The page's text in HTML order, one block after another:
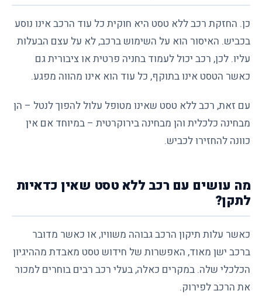
כן. החזקת רכב ללא טסט היא חוקית כל עוד הרכב אינו נוסע
בכביש. האיסור הוא על השימוש ברכב, לא על עצם הבעלות
עליו. לכן, רכב יכול לעמוד בחניה פרטית או ציבורית גם
כאשר הטסט אינו בתוקף, כל עוד הוא אינו מהווה מפגע.
עם זאת, רכב ללא טסט שאינו מטופל עלול להפוך לנטל – הן
מבחינה כלכלית והן מבחינה בירוקרטית – במיוחד אם אין
כוונה להחזירו לכביש.
מה עושים עם רכב ללא טסט שאין כדאיות
לתקן?
כאשר עלות תיקון הרכב גבוהה משוויו, או כאשר מדובר
ברכב ישן מאוד, האפשרות של חידוש טסט מאבדת מההיגיון
הכלכלי שלה. במקרים כאלה, בעלי רכב רבים בוחרים למכור
את הרכב לפירוק.